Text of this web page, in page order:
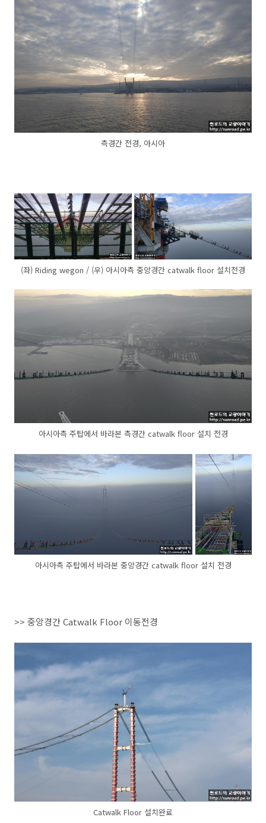
측경간 전경, 아시아
(좌) Riding wegon / (우) 아시아측 중앙경간 catwalk floor 설치전경
아시아측 주탑에서 바라본 측경간 catwalk floor 설치 전경
아시아측 주탑에서 바라본 중앙경간 catwalk floor 설치 전경
>> 중앙경간 Catwalk Floor 이동전경
Catwalk Floor 설치완료